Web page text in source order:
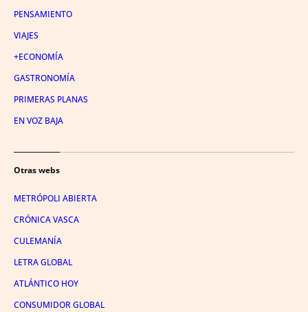
PENSAMIENTO
VIAJES
+ECONOMÍA
GASTRONOMÍA
PRIMERAS PLANAS
EN VOZ BAJA
Otras webs
METRÓPOLI ABIERTA
CRÓNICA VASCA
CULEMANÍA
LETRA GLOBAL
ATLÁNTICO HOY
CONSUMIDOR GLOBAL